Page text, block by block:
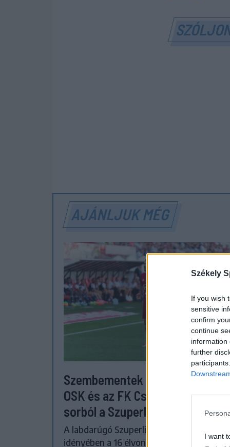
Székely
If you wish
sensitive
confirm
continue
information
further
I want
AJÁNLJUK MÉG
Szembementek a trenddel: a
OSK és az FK Csíkszereda kilóg
sorból a Szuperligában
A labdarúgó Szuperliga 2026–2027-es
idényében a 16 élvonalbeli klub közül 13